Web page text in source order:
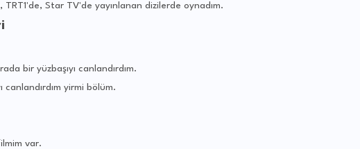
Star TV'de yayınlanan dizilerde oynadım.
bir yüzbaşıyı canlandırdım.
yirmi bölüm.
var.